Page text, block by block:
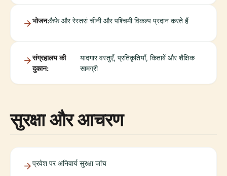
भोजन:कैफे और रेस्तरां चीनी और पश्चिमी विकल्प प्रदान करते हैं
संग्रहालय की
दुकान:
यादगार वस्तुएँ, प्रतिकृतियाँ, किताबें और शैक्षिक
सामग्री
सुरक्षा और आचरण
प्रवेश पर अनिवार्य सुरक्षा जांच